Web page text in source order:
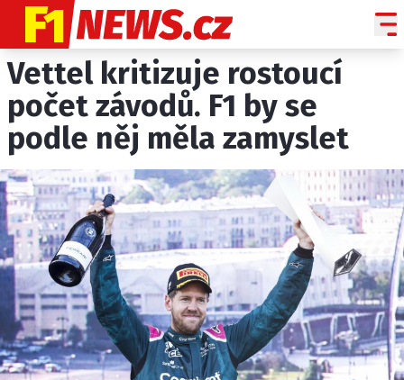
NOVINKY
GRAND PRIX
PADDOCK LINE
HISTORIE GP
PROFILY JEZDCŮ
PROFILY TÝMŮ
ROZHOVORY
OSTATNÍ
SLEDUJTE NÁS NA |
Vettel kritizuje rostoucí
počet závodů. F1 by se
podle něj měla zamyslet